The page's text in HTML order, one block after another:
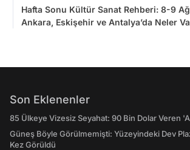
Hafta Sonu Kültür Sanat Rehberi: 8-9
Ankara, Eskişehir ve Antalya’da Neler
Son Eklenenler
85 Ülkeye Vizesiz Seyahat: 90 Bin Dolar Veren
Güneş Böyle Görülmemişti: Yüzeyindeki Dev
Kez Görüldü